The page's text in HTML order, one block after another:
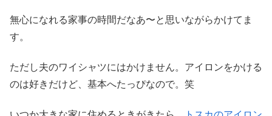
無心になれる家事の時間だなあ〜と思いながらかけてま
す。
ただし夫のワイシャツにはかけません。アイロンをかける
のは好きだけど、基本へたっぴなので。笑